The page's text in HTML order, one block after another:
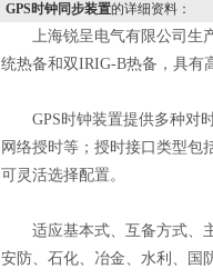
GPS时钟同步装置的详细资料：
上海锐呈电气有限公司生产
统热备和双IRIG-B热备，具有
GPS时钟装置提供多种对时
网络授时等；授时接口类型包
可灵活选择配置。
适应基本式、互备方式、主
安防、石化、冶金、水利、国